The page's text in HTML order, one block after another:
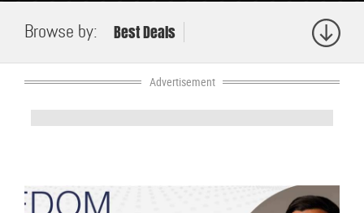
Browse by:
Best Deals
Concept Cars And Future Trends
Tips & Hints
About Us
Bits And Pieces
Face 2 Face
Our Opinion About These Cars
Advertisement